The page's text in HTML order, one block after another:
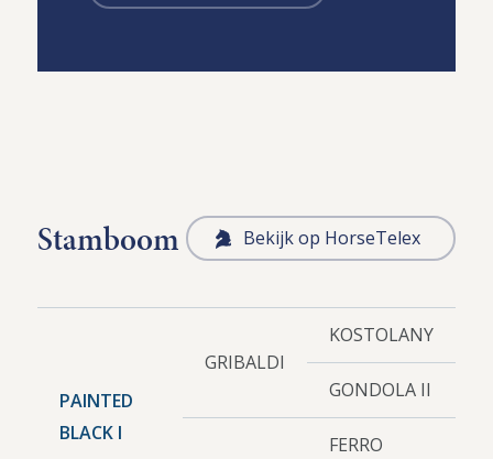
Stamboom Bekijk op HorseTelex
PAINTED
BLACK I
GRIBALDI
KOSTOLANY
GONDOLA II
FERRO